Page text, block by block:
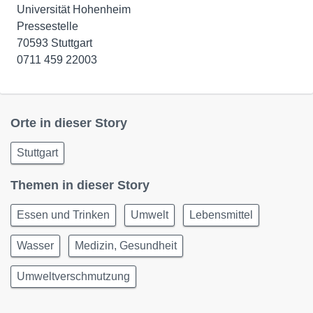
Universität Hohenheim
Pressestelle
70593 Stuttgart
0711 459 22003
Orte in dieser Story
Stuttgart
Themen in dieser Story
Essen und Trinken Umwelt Lebensmittel
Wasser Medizin, Gesundheit
Umweltverschmutzung